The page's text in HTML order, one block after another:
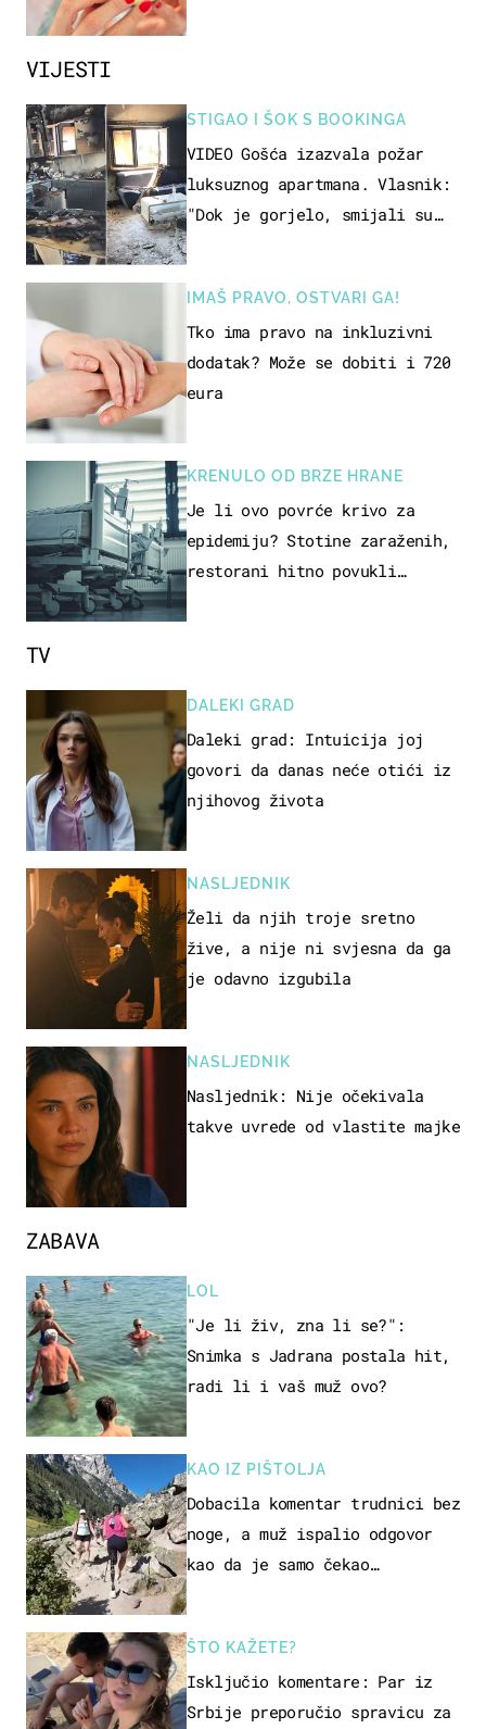
VIJESTI
STIGAO I ŠOK S BOOKINGA
VIDEO Gošća izazvala požar
luksuznog apartmana. Vlasnik:
"Dok je gorjelo, smijali su
IMAŠ PRAVO, OSTVARI GA!
Tko ima pravo na inkluzivni
dodatak? Može se dobiti i 720
eura
KRENULO OD BRZE HRANE
Je li ovo povrće krivo za
epidemiju? Stotine zaraženih,
restorani hitno povukli
ZABAVA
LOL
"Je li živ, zna li se?":
Snimka s Jadrana postala hit,
radi li i vaš muž ovo?
KAO IZ PIŠTOLJA
Dobacila komentar trudnici bez
noge, a muž ispalio odgovor
kao da je samo čekao…
ŠTO KAŽETE?
Isključio komentare: Par iz
Srbije preporučio spravicu za
TV
DALEKI GRAD
Daleki grad: Intuicija joj
govori da danas neće otići iz
njihovog života
NASLJEDNIK
Želi da njih troje sretno
žive, a nije ni svjesna da ga
je odavno izgubila
NASLJEDNIK
Nasljednik: Nije očekivala
takve uvrede od vlastite majke